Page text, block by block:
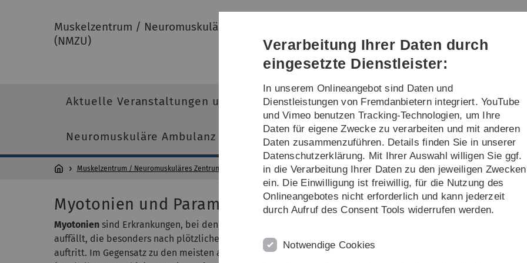
Direkt
Direkt
Direkt
(Sprache,
Drucken,
Social
Direkt
Direkt
Muskelzentrum / Neuromuskuläres Zentrum der Universität Ulm
(NMZU)
Aktuelle Veranstaltungen und Informationen Ambulante und stationäre
Neuromuskuläre Ambulanz
Muskelzentrum / Neuromuskuläres Zentrum der Universität Ulm (NMZU) Schwerpunkt Muskelkanalopathien Myotonien und
Myotonien und Paramyotonie
Myotonien sind Erkrankungen, bei denen als Hauptsymptom eine generalisierte Muskelsteifigkeit
auffällt, die besonders nach plötzlichen und heftigen Muskelkontraktionen z. B. beim Erschrecken
auftritt. Im Gegensatz zu den meisten anderen Muskelerkrankungen ist die Muskelmasse eher vermehrt
Verarbeitung Ihrer Daten durch
eingesetzte Dienstleister:
In unserem Onlineangebot sind Daten und
Dienstleistungen von Fremdanbietern integriert. YouTube
und Vimeo benutzen Tracking-Technologien, um Ihre
Daten für eigene Zwecke zu verarbeiten und mit anderen
Daten zusammenzuführen. Details finden Sie in unserer
Datenschutzerklärung. Mit Ihrer Auswahl willigen Sie ggf.
in die Verarbeitung Ihrer Daten zu den jeweiligen Zwecken
ein. Die Einwilligung ist freiwillig, für die Nutzung des
Onlineangebotes nicht erforderlich und kann jederzeit
durch Aufruf des Consent Tools widerrufen werden.
Notwendige Cookies